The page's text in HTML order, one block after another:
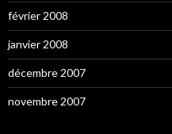
février 2008
janvier 2008
décembre 2007
novembre 2007